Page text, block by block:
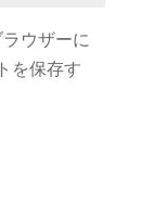
ウザーに
を保存す